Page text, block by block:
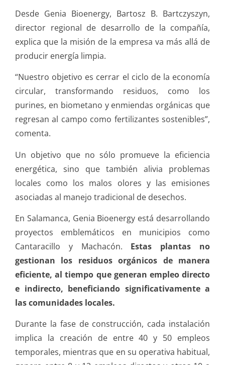
Desde Genia Bioenergy, Bartosz B. Bartczyszyn,
director regional de desarrollo de la compañía,
explica que la misión de la empresa va más allá de
producir energía limpia.
“Nuestro objetivo es cerrar el ciclo de la economía
circular, transformando residuos, como los
purines, en biometano y enmiendas orgánicas que
regresan al campo como fertilizantes sostenibles”,
comenta.
Un objetivo que no sólo promueve la eficiencia
energética, sino que también alivia problemas
locales como los malos olores y las emisiones
asociadas al manejo tradicional de desechos.
En Salamanca, Genia Bioenergy está desarrollando
proyectos emblemáticos en municipios como
Cantaracillo y Machacón. Estas plantas no
gestionan los residuos orgánicos de manera
eficiente, al tiempo que generan empleo directo
e indirecto, beneficiando significativamente a
las comunidades locales.
Durante la fase de construcción, cada instalación
implica la creación de entre 40 y 50 empleos
temporales, mientras que en su operativa habitual,